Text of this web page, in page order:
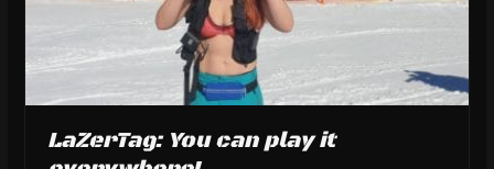
LaZerTag: You can play it